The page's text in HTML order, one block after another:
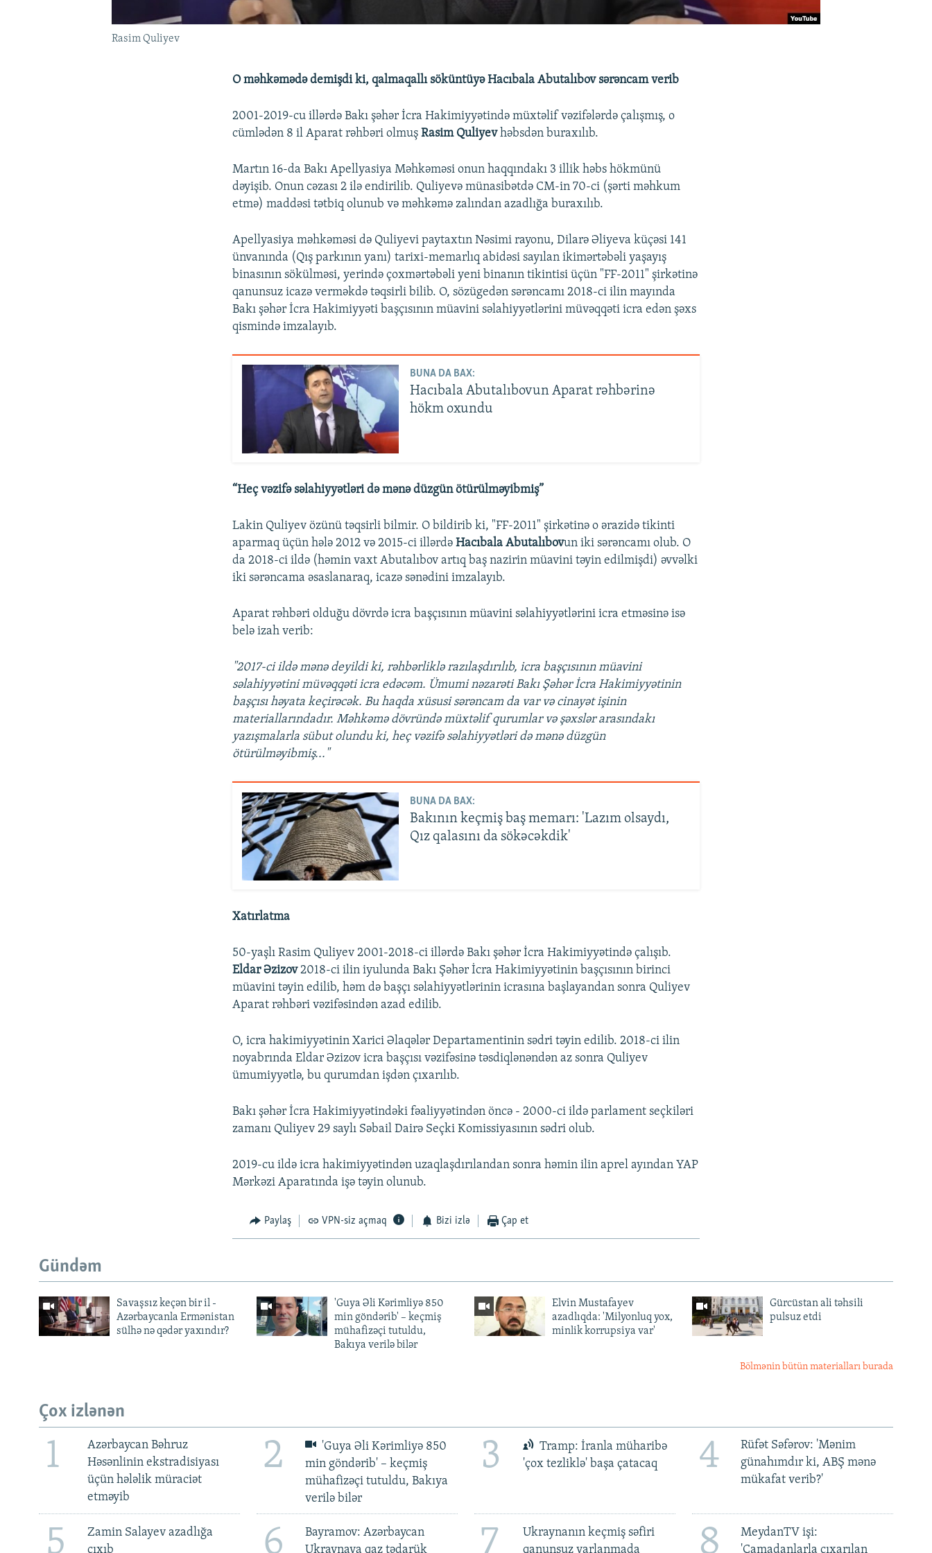
Rasim Quliyev
O məhkəmədə demişdi ki, qalmaqallı söküntüyə Hacıbala Abutalıbov sərəncam verib
2001-2019-cu illərdə Bakı şəhər İcra Hakimiyyətində müxtəlif vəzifələrdə çalışmış, o
cümlədən 8 il Aparat rəhbəri olmuşRasim Quliyevhəbsdən buraxılıb.
Martın 16-da Bakı Apellyasiya Məhkəməsi onun haqqındakı 3 illik həbs hökmünü
dəyişib. Onun cəzası 2 ilə endirilib. Quliyevə münasibətdə CM-in 70-ci (şərti məhkum
etmə) maddəsi tətbiq olunub və məhkəmə zalından azadlığa buraxılıb.
Apellyasiya məhkəməsi də Quliyevi paytaxtın Nəsimi rayonu, Dilarə Əliyeva küçəsi 141
ünvanında (Qış parkının yanı) tarixi-memarlıq abidəsi sayılan ikimərtəbəli yaşayış
binasının sökülməsi, yerində çoxmərtəbəli yeni binanın tikintisi üçün "FF-2011" şirkətinə
qanunsuz icazə verməkdə təqsirli bilib. O, sözügedən sərəncamı 2018-ci ilin mayında
Bakı şəhər İcra Hakimiyyəti başçısının müavini səlahiyyətlərini müvəqqəti icra edən şəxs
qismində imzalayıb.
BUNA DA BAX:
Hacıbala Abutalıbovun Aparat rəhbərinə
hökm oxundu
“Heç vəzifə səlahiyyətləri də mənə düzgün ötürülməyibmiş”
Lakin Quliyev özünü təqsirli bilmir. O bildirib ki, "FF-2011" şirkətinə o ərazidə tikinti
aparmaq üçün hələ 2012 və 2015-ci illərdəHacıbala Abutalıbovun iki sərəncamı olub. O
da 2018-ci ildə (həmin vaxt Abutalıbov artıq baş nazirin müavini təyin edilmişdi) əvvəlki
iki sərəncama əsaslanaraq, icazə sənədini imzalayıb.
Aparat rəhbəri olduğu dövrdə icra başçısının müavini səlahiyyətlərini icra etməsinə isə
belə izah verib:
"2017-ci ildə mənə deyildi ki, rəhbərliklə razılaşdırılıb, icra başçısının müavini
səlahiyyətini müvəqqəti icra edəcəm. Ümumi nəzarəti Bakı Şəhər İcra Hakimiyyətinin
başçısı həyata keçirəcək. Bu haqda xüsusi sərəncam da var və cinayət işinin
materiallarındadır. Məhkəmə dövründə müxtəlif qurumlar və şəxslər arasındakı
yazışmalarla sübut olundu ki, heç vəzifə səlahiyyətləri də mənə düzgün
ötürülməyibmiş..."
BUNA DA BAX:
Bakının keçmiş baş memarı: 'Lazım olsaydı,
Qız qalasını da sökəcəkdik'
Xatırlatma
50-yaşlı Rasim Quliyev 2001-2018-ci illərdə Bakı şəhər İcra Hakimiyyətində çalışıb.
Eldar Əzizov2018-ci ilin iyulunda Bakı Şəhər İcra Hakimiyyətinin başçısının birinci
müavini təyin edilib, həm də başçı səlahiyyətlərinin icrasına başlayandan sonra Quliyev
Aparat rəhbəri vəzifəsindən azad edilib.
O, icra hakimiyyətinin Xarici Əlaqələr Departamentinin sədri təyin edilib. 2018-ci ilin
noyabrında Eldar Əzizov icra başçısı vəzifəsinə təsdiqlənəndən az sonra Quliyev
ümumiyyətlə, bu qurumdan işdən çıxarılıb.
Bakı şəhər İcra Hakimiyyətindəki fəaliyyətindən öncə - 2000-ci ildə parlament seçkiləri
zamanı Quliyev 29 saylı Səbail Dairə Seçki Komissiyasının sədri olub.
2019-cu ildə icra hakimiyyətindən uzaqlaşdırılandan sonra həmin ilin aprel ayından YAP
Mərkəzi Aparatında işə təyin olunub.
Paylaş VPN-siz açmaq Bizi izlə Çap et
Gündəm
Savaşsız keçən bir il -
Azərbaycanla Ermənistan
sülhə nə qədər yaxındır?
'Guya Əli Kərimliyə 850
min göndərib' – keçmiş
mühafizəçi tutuldu,
Bakıya verilə bilər
Elvin Mustafayev
azadlıqda: 'Milyonluq yox,
minlik korrupsiya var'
Gürcüstan ali təhsili
pulsuz etdi
Bölmənin bütün materialları burada
Çox izlənən
1
Azərbaycan Bəhruz
Həsənlinin ekstradisiyası
üçün hələlik müraciət
etməyib
2
'Guya Əli Kərimliyə 850
min göndərib' – keçmiş
mühafizəçi tutuldu, Bakıya
verilə bilər
3
Tramp: İranla müharibə
'çox tezliklə' başa çatacaq
4
Rüfət Səfərov: 'Mənim
günahımdır ki, ABŞ mənə
mükafat verib?'
5
Zamin Salayev azadlığa
çıxıb
6
Bayramov: Azərbaycan
Ukraynaya qaz tədarük
7
Ukraynanın keçmiş səfiri
qanunsuz varlanmada
8
MeydanTV işi:
'Çamadanlarla çıxarılan